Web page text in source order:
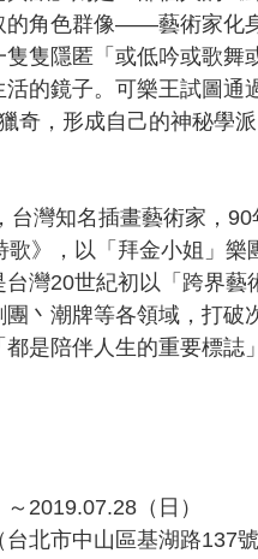
的角色群像——藝術家化
隻隱匿「或低吟或歌舞
的鏡子。可樂王試圖通
奇，形成自己的神秘學
台灣知名插畫藝術家，
歌》，以「拜金小姐」樂
灣20世紀初以「跨界藝
丶潮牌等各領域，打破
是陪伴人生的重要標誌
2019.07.28（日）
北市中山區基湖路137